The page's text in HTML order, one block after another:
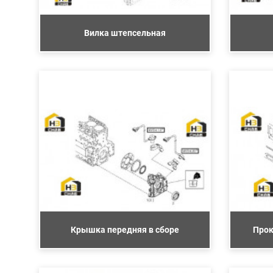
Вилка штепсельная
Крышка передняя в сборе